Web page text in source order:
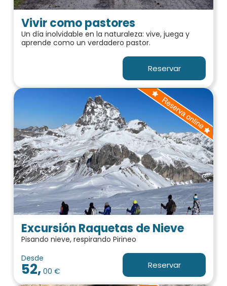
Vivir como pastores
Un día inolvidable en la naturaleza: vive, juega y
aprende como un verdadero pastor.
Reservar
Excursión Raquetas de Nieve
Pisando nieve, respirando Pirineo
Desde
52, 00 €
Reservar